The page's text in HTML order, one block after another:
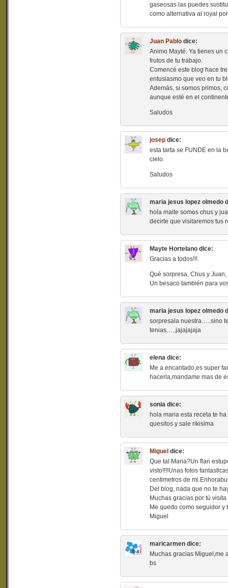
gaseosas las puedes
como alternativa al royal
Juan Pablo dice:
Animo Mayté. Ya tienes un
frutos de tu trabajo.
Comencé este blog hace
entusiasmo que veo en tu
Además, si somos primos,
aunque esté en el
Saludos
josep dice:
esta tarta se FUNDE en la
cielo.
Saludos
maria jesus lopez olmedo
hola maite somos chus y
decirte que visitaremos tus
Mayte Hortelano dice:
Gracias a todos!!!.
Qué sorpresa, Chus y
Un besaco también para
maria jesus lopez olmedo
sorpresala nuestra…..sino
tenias…..jajajajaja
elena dice:
Me a encantado,es super
hacerla,mandame mas de
sonia dice:
hola maria esta receta te
quesitos y sale rikisima
Miguel dice:
Que tal Maria?Un flan
visto!!!!Unas fotos
centimetros de
Del blog, nada que no te
Muchas gracias por tú
Me quedo como seguidor y
Miguel
maricarmen dice:
Muchas gracias Miguel,me
bs